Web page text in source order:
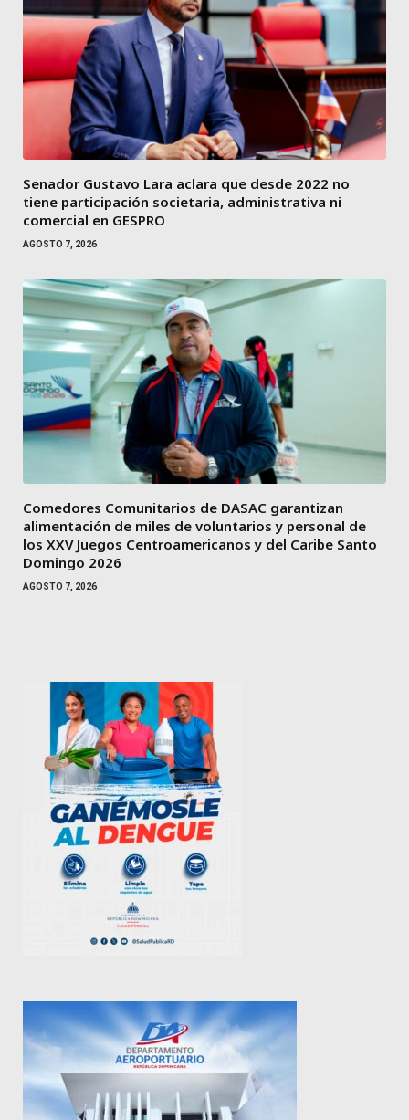
Senador Gustavo Lara aclara que desde 2022 no
tiene participación societaria, administrativa ni
comercial en GESPRO
AGOSTO 7, 2026
Comedores Comunitarios de DASAC garantizan
alimentación de miles de voluntarios y personal de
los XXV Juegos Centroamericanos y del Caribe Santo
Domingo 2026
AGOSTO 7, 2026